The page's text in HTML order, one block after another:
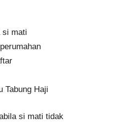
si mati
Tabung Haji
si mati tidak